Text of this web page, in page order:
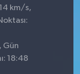
km/s,
Gün
18:48